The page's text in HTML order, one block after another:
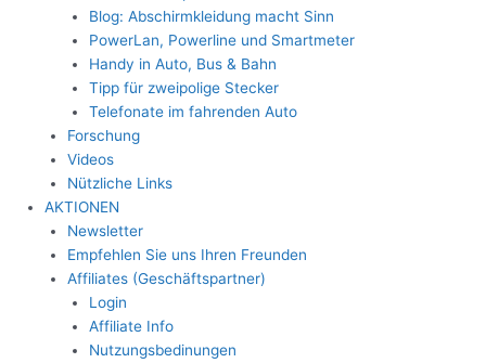
Blog: Abschirmkleidung macht Sinn
PowerLan, Powerline und Smartmeter
Handy in Auto, Bus & Bahn
Tipp für zweipolige Stecker
Telefonate im fahrenden Auto
Forschung
Videos
Nützliche Links
AKTIONEN
Newsletter
Empfehlen Sie uns Ihren Freunden
Affiliates (Geschäftspartner)
Login
Affiliate Info
Nutzungsbedinungen